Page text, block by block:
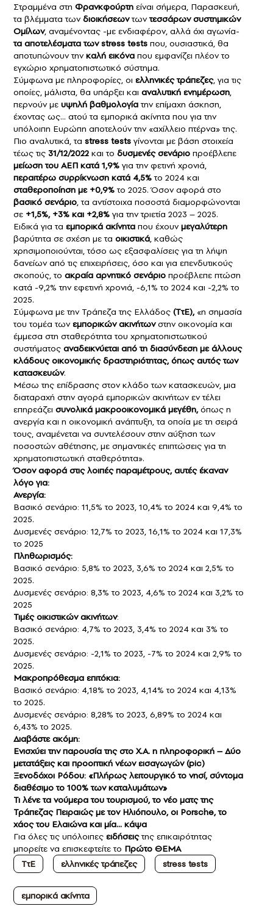
Στραμμένα στη Φρανκφούρτη είναι σήμερα, Παρασκευή,
τα βλέμματα τωνδιοικήσεωντωντεσσάρων συστημικών
Ομίλων, αναμένοντας -με ενδιαφέρον, αλλά όχι αγωνία-
τα αποτελέσματα των stress tests που, ουσιαστικά, θα
αποτυπώνουν τηνκαλή εικόνα που εμφανίζει πλέον το
εγχώριο χρηματοπιστωτικό σύστημα.
Σύμφωνα με πληροφορίες, οι ελληνικές τράπεζες, για τις
οποίες, μάλιστα, θα υπάρξει και αναλυτική ενημέρωση,
περνούν με υψηλή βαθμολογίατην επίμαχη άσκηση,
έχοντας ως… ατού τα εμπορικά ακίνητα που για την
υπόλοιπη Ευρώπη αποτελούν την «αχίλλειο πτέρνα» της.
Πιο αναλυτικά, τα stress tests γίνονται με βάση στοιχεία
τέως τις 31/12/2022 και το δυσμενές σενάριο προέβλεπε
μείωση του ΑΕΠ κατά 1,9% για την φετινή χρονιά,
περαιτέρω συρρίκνωση κατά 4,5%το 2024 και
σταθεροποίηση με +0,9%το 2025. Όσον αφορά στο
βασικό σενάριο, τα αντίστοιχα ποσοστά διαμορφώνονται
σε +1,5%, +3% και +2,8% για την τριετία 2023 – 2025.
Ειδικά για τα εμπορικά ακίνητα που έχουνμεγαλύτερη
βαρύτητα σε σχέση με τα οικιστικά, καθώς
χρησιμοποιούνται, τόσο ως εξασφαλίσεις για τη λήψη
δανείων από τις επιχειρήσεις, όσο και για επενδυτικούς
σκοπούς, το ακραία αρνητικό σενάριο προέβλεπε πτώση
κατά -9,2% την εφετινή χρονιά, -6,1% το 2024 και -2,2% το
2025.
Σύμφωνα με την Τράπεζα της Ελλάδος (ΤτΕ),«η σημασία
του τομέα τωνεμπορικών ακινήτων στην οικονομία και
έμμεσα στη σταθερότητα του χρηματοπιστωτικού
συστήματος αναδεικνύεται από τη διασύνδεση με άλλους
κλάδους οικονομικής δραστηριότητας, όπως αυτός των
κατασκευών.
Μέσω της επίδρασης στον κλάδο των κατασκευών, μια
διαταραχή στην αγορά εμπορικών ακινήτων εν τέλει
επηρεάζει συνολικά μακροοικονομικά μεγέθη,όπως η
ανεργία και η οικονομική ανάπτυξη, τα οποία με τη σειρά
τους, αναμένεται να συντελέσουν στην αύξηση των
ποσοστών αθέτησης, με σημαντικές επιπτώσεις για τη
χρηματοπιστωτική σταθερότητα».
Όσον αφορά στις λοιπές παραμέτρους, αυτές έκαναν
λόγο για:
Ανεργία:
Βασικό σενάριο: 11,5% το 2023, 10,4% το 2024 και 9,4% το
2025.
Δυσμενές σενάριο: 12,7% το 2023, 16,1% το 2024 και 17,3%
το 2025
Πληθωρισμός:
Βασικό σενάριο: 5,8% το 2023, 3,6% το 2024 και 2,5% το
2025.
Δυσμενές σενάριο: 8,3% το 2023, 4,6% το 2024 και 3,2% το
2025
Τιμές οικιστικών ακινήτων:
Βασικό σενάριο: 4,7% το 2023, 3,4% το 2024 και 3% το
2025.
Δυσμενές σενάριο: -2,1% το 2023, -7% το 2024 και 2,9% το
2025.
Μακροπρόθεσμα επιτόκια:
Βασικό σενάριο: 4,18% το 2023, 4,14% το 2024 και 4,13%
το 2025.
Δυσμενές σενάριο: 8,28% το 2023, 6,89% το 2024 και
6,43% το 2025.
Διαβάστε ακόμη:
Ενισχύει την παρουσία της στο Χ.Α. η πληροφορική – Δύο
μετατάξεις και προοπτική νέων εισαγωγών (pic)
Ξενοδόχοι Ρόδου: «Πλήρως λειτουργικό το νησί, σύντομα
διαθέσιμο το 100% των καταλυμάτων»
Τι λένε τα νούμερα του τουρισμού, το νέο ματς της
Τράπεζας Πειραιώς με τον Ηλιόπουλο, οι Porsche, το
χάος του Ελαιώνα και μία… κάψα
Για όλες τις υπόλοιπες ειδήσειςτης επικαιρότητας
μπορείτε να επισκεφτείτε το Πρώτο ΘΕΜΑ
ΤτΕ
ελληνικές τράπεζες stress tests
εμπορικά ακίνητα